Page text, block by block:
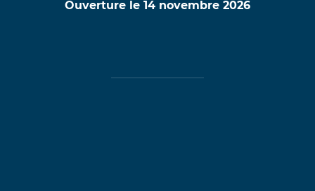
Ouverture le 14 novembre 2026